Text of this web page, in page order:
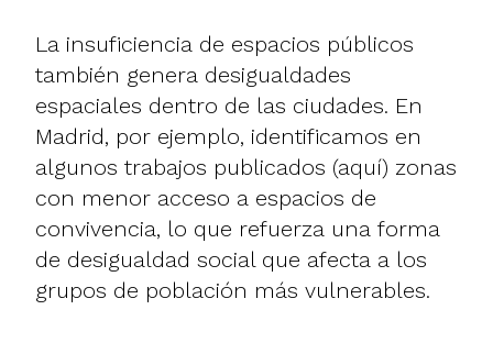
La insuficiencia de espacios públicos
también genera desigualdades
espaciales dentro de las ciudades. En
Madrid, por ejemplo, identificamos en
algunos trabajos publicados (aquí) zonas
con menor acceso a espacios de
convivencia, lo que refuerza una forma
de desigualdad social que afecta a los
grupos de población más vulnerables.